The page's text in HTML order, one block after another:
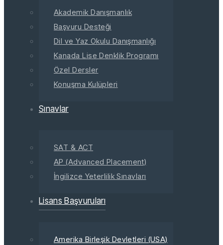
Akademik Danışmanlık
Başvuru Desteği
Dil ve Yaz Okulu Danışmanlığı
Kanada Lise Denklik Programı
Özel Dersler
Konuşma Kulüpleri
Sınavlar
SAT & ACT
AP (Advanced Placement)
İngilizce Yeterlilik Sınavları
Lisans Başvuruları
Amerika Birleşik Devletleri (USA)